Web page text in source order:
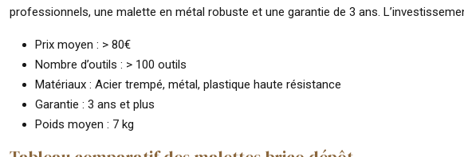
professionnels, une malette en métal robuste et une garantie de 3 ans.
Prix moyen : > 80€
Nombre d’outils : > 100 outils
Matériaux : Acier trempé, métal, plastique haute résistance
Garantie : 3 ans et plus
Poids moyen : 7 kg